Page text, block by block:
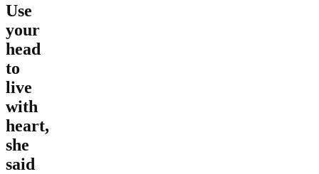
Use
your
head
to
live
with
heart,
she
said